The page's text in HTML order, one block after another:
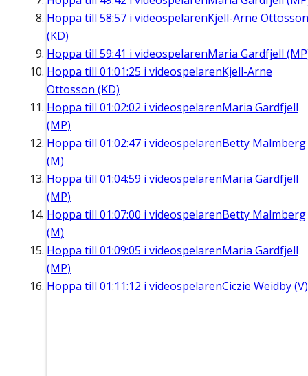
Hoppa till 58:57 i videospelarenKjell-Arne Ottosson
(KD)
Hoppa till 59:41 i videospelarenMaria Gardfjell
Hoppa till 01:01:25 i videospelarenKjell-Arne
Ottosson (KD)
Hoppa till 01:02:02 i videospelarenMaria Gardfjell
(MP)
Hoppa till 01:02:47 i videospelarenBetty Malmberg
(M)
Hoppa till 01:04:59 i videospelarenMaria Gardfjell
(MP)
Hoppa till 01:07:00 i videospelarenBetty Malmberg
(M)
Hoppa till 01:09:05 i videospelarenMaria Gardfjell
(MP)
Hoppa till 01:11:12 i videospelarenCiczie Weidby (V)